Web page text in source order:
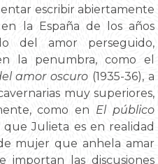
escribir abiertamente
la España de los años
del amor perseguido,
la penumbra, como el
amor oscuro (1935-36), a
muy superiores,
como en El público
que Julieta es en realidad
mujer que anhela amar
importan las discusiones